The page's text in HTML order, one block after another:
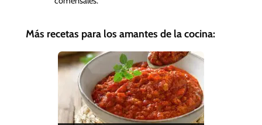
Más recetas para los amantes de la cocina: